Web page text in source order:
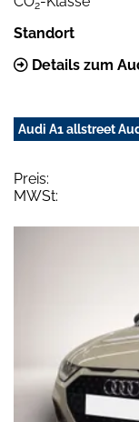
2
Standort
Details zum
Audi A1 allstreet
Preis:
MWSt: